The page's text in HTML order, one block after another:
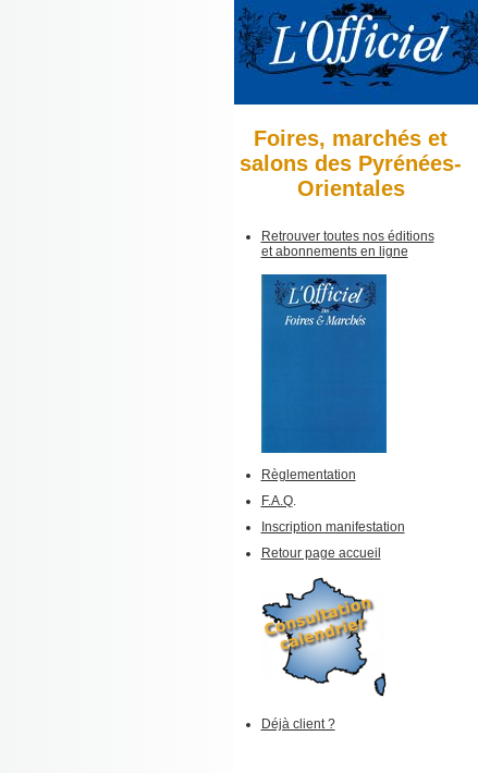
Foires, marchés et
salons des Pyrénées-
Orientales
Retrouver toutes nos éditions
et abonnements en ligne
Règlementation
F.A.Q.
Inscription manifestation
Retour page accueil
Déjà client ?